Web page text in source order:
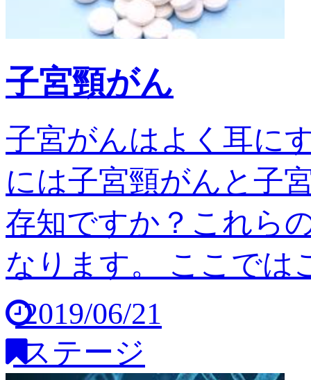
子宮頸がん
子宮がんはよく耳に
には子宮頸がんと子
存知ですか？これら
なります。 ここでは
2019/06/21
ステージ